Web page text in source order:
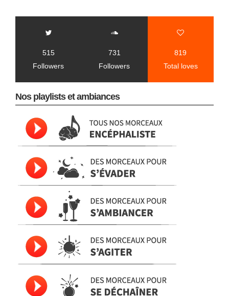
515
Followers
731
Followers
819
Total loves
Nos playlists et ambiances